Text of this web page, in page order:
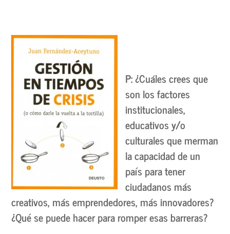
P: ¿Cuáles crees que
son los factores
institucionales,
educativos y/o
culturales que merman
la capacidad de un
país para tener
ciudadanos más
creativos, más emprendedores, más innovadores?
¿Qué se puede hacer para romper esas barreras?